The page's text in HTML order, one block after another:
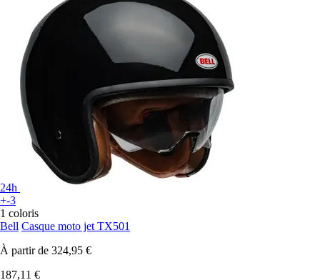
24h
+-3
1 coloris
Bell Casque moto jet TX501
À partir de 324,95 €
187,11 €